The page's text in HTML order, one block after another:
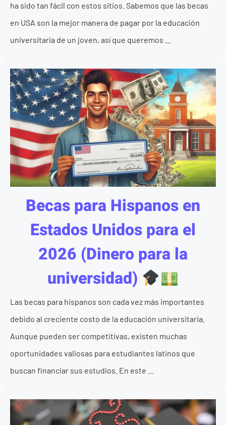
ha sido tan fácil con estos sitios. Sabemos que las becas
en USA son la mejor manera de pagar por la educación
universitaria de un joven, así que queremos ...
Becas para Hispanos en
Estados Unidos para el
2026 (Dinero para la
universidad)
Las becas para hispanos son cada vez más importantes
debido al creciente costo de la educación universitaria.
Aunque pueden ser competitivas, existen muchas
oportunidades valiosas para estudiantes latinos que
buscan financiar sus estudios. En este ...